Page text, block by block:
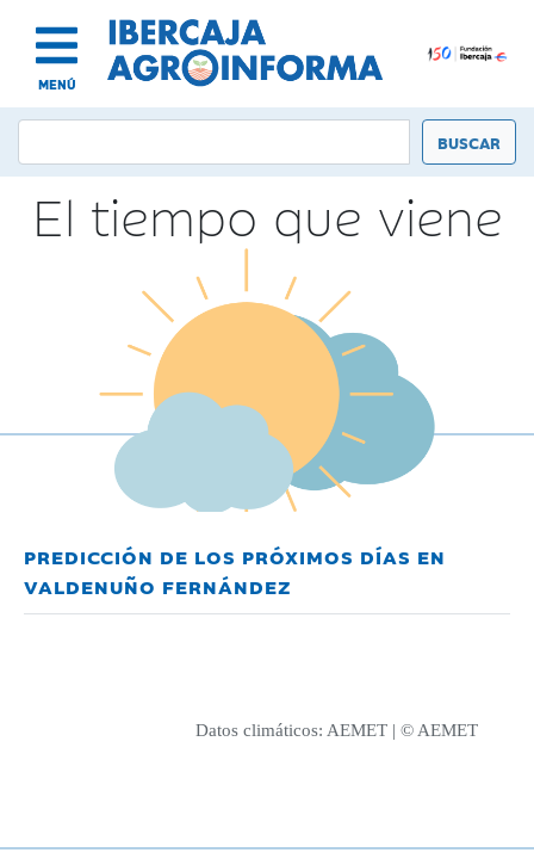
MENÚ
El tiempo que viene
PREDICCIÓN DE LOS PRÓXIMOS DÍAS EN
VALDENUÑO FERNÁNDEZ
Datos climáticos: AEMET | © AEMET